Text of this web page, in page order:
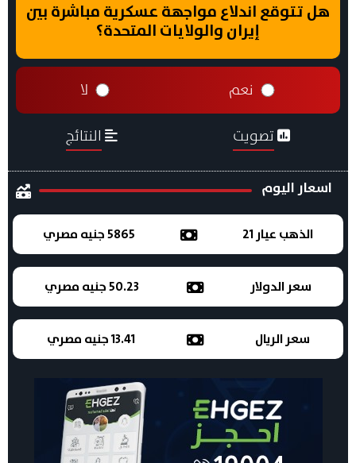
هل تتوقع اندلاع مواجهة عسكرية مباشرة بين
إيران والولايات المتحدة؟
نعم لا
تصويت النتائج
اسعار اليوم
الذهب عيار 21 5865 جنيه مصري
سعر الدولار 50.23 جنيه مصري
سعر الريال 13.41 جنيه مصري